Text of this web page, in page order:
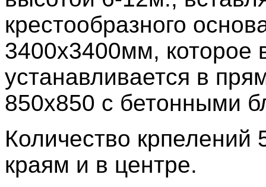
крестообразного
3400х3400мм, которое
устанавливается в
850х850 с бетонными
Количество крпелений
краям и в центре.